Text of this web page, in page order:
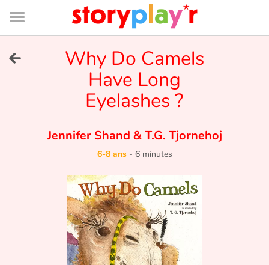
Connexion
Bibliothèque
de
page
Tester gratuitement
Contes d'ici et d'ailleurs
Why Do Camels
Have Long
Eyelashes ?
Jennifer Shand &T.G. Tjornehoj
6-8 ans- 6 minutes